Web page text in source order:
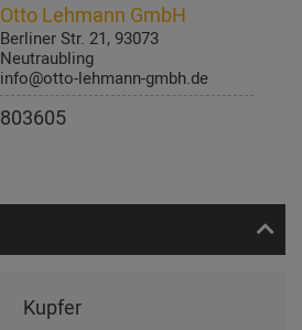
Otto Lehmann GmbH
Berliner Str. 21, 93073
Neutraubling
info@otto-lehmann-gmbh.de
803605
Kupfer